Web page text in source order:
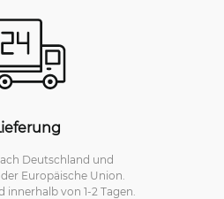
Deutschland und
Europäische Union.
innerhalb von 1-2 Tagen.